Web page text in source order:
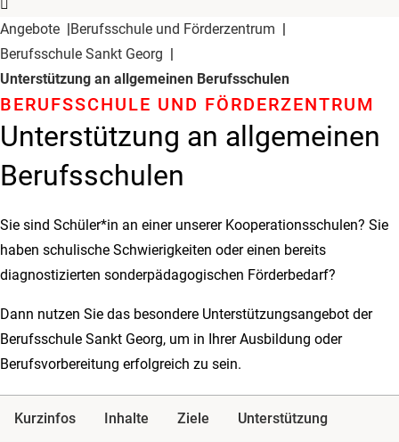
Angebote
Berufsschule und Förderzentrum
Berufsschule Sankt Georg
Unterstützung an allgemeinen Berufsschulen
Unterstützung an allgemeinen
Berufsschulen
BERUFSSCHULE UND FÖRDERZENTRUM
Sie sind Schüler*in an einer unserer Kooperationsschulen? Sie
haben schulische Schwierigkeiten oder einen bereits
diagnostizierten sonderpädagogischen Förderbedarf?
Dann nutzen Sie das besondere Unterstützungsangebot der
Berufsschule Sankt Georg, um in Ihrer Ausbildung oder
Berufsvorbereitung erfolgreich zu sein.
Kurzinfos Inhalte Ziele Unterstützung